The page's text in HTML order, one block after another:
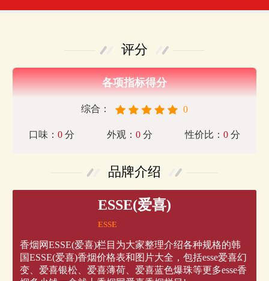
评分
各项指标得分
综合： 0
口味： 0分 外观： 0 分 性价比：0 分
品牌介绍
ESSE(爱喜)
ESSE
香烟网ESSE(爱喜)栏目为大家整理介绍各种规格的韩
国ESSE(爱喜)香烟价格表和图片大全，包括esse爱喜幻
变、爱喜银松、爱喜薄荷、爱喜蓝色爆珠等更多esse香